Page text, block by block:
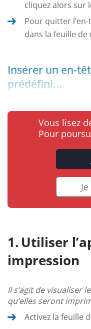
cliquez alors sur
Pour quitter
dans la feuille
Insérer un en-
prédéfini...
Vous lisez
Pour
Utiliser
impression
Il s’agit de visualiser
qu’elles seront
Activez la feuille